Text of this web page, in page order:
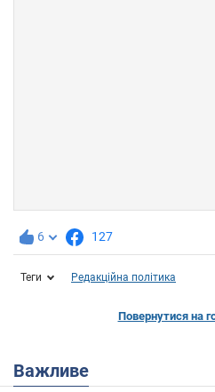
6 127
Теги Редакційна політика
Повернутися на
Важливе